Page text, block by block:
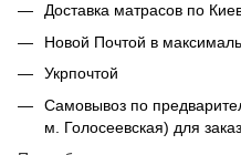
Доставка матрасов по
Новой Почтой в
Укрпочтой
Самовывоз по
м. Голосеевская) для